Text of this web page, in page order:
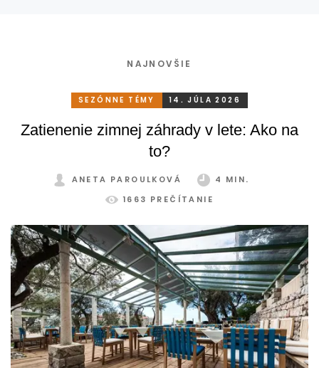
NAJNOVŠIE
SEZÓNNE TÉMY 14. JÚLA 2026
Zatienenie zimnej záhrady v lete: Ako na
to?
ANETA PAROULKOVÁ
4 MIN.
1663 PREČÍTANIE